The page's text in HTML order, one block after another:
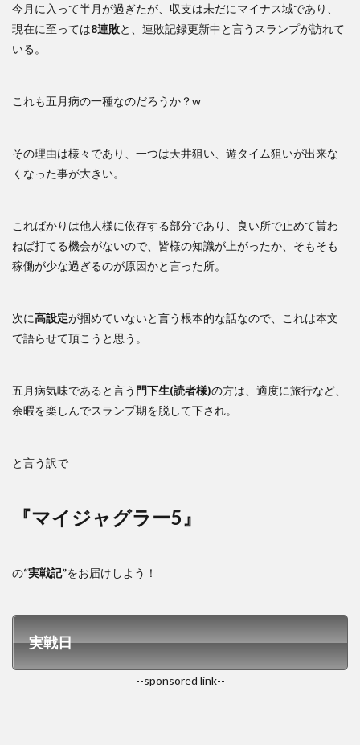
今月に入って半月が過ぎたが、収支は未だにマイナス域であり、
現在に至っては8連敗と、連敗記録更新中と言うスランプが訪れて
いる。
これも五月病の一種なのだろうか？w
その理由は様々であり、一つは天井狙い、遊タイム狙いが出来な
くなった事が大きい。
こればかりは他人様に依存する部分であり、良い所で止めて貰わ
ねば打てる機会がないので、皆様の知識が上がったか、そもそも
稼働が少な過ぎるのが原因かと言った所。
次に高設定が掴めていないと言う根本的な話なので、これは本文
で語らせて頂こうと思う。
五月病気味であると言う 門下生(読者様)の方は、適度に旅行など、
余暇を楽しんでスランプ期を脱して下され。
と言う訳で
『マイジャグラー5』
の“実戦記”をお届けしよう！
実戦日
--sponsored link--